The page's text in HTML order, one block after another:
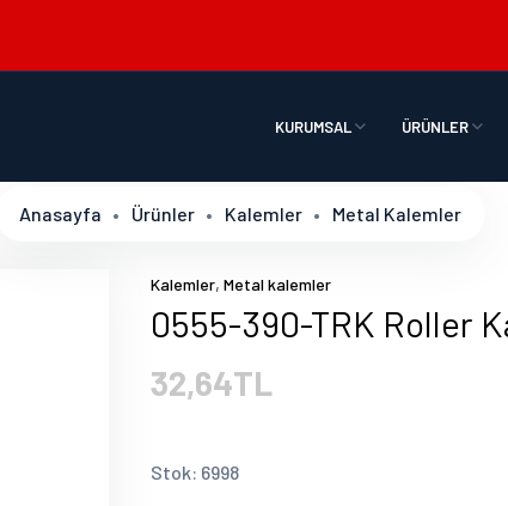
KURUMSAL ÜRÜNLER
Anasayfa Ürünler Kalemler Metal Kalemler
Kalemler, Metal kalemler
0555-390-TRK Roller
32,64TL
Stok: 6998